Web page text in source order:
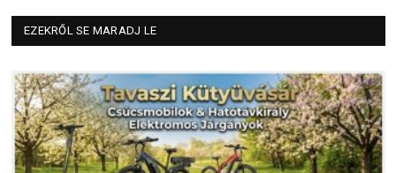
EZEKRŐL SE MARADJ LE